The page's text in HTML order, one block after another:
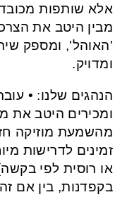
אלא שותפות
מבין היטב את
'האוהל', ומספק
ומדויק.
הנהגים שלנו: •
ומכירים היטב את
מהשמעת מוזיקה
זמינים לדרישות
או רוסית לפי
בקפדנות, בין אם